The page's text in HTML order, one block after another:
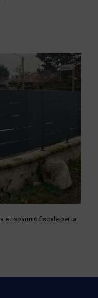
e risparmio fiscale per la